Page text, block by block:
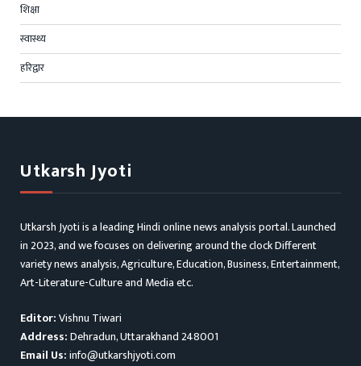
शिक्षा
स्वास्थ्य
हरिद्वार
Utkarsh Jyoti
Utkarsh Jyoti is a leading Hindi online news analysis portal. Launched
in 2023, and we focuses on delivering around the clock Different
variety news analysis, Agriculture, Education, Business, Entertainment,
Art-Literature-Culture and Media etc.
Editor:Vishnu Tiwari
Address:Dehradun, Uttarakhand 248001
Email Us:info@utkarshjyoti.com